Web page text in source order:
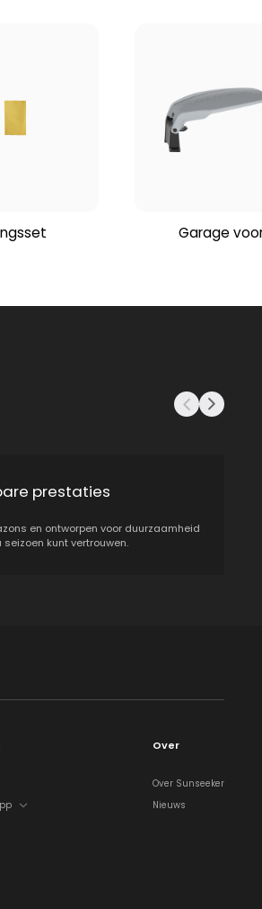
Garage
prestaties
en ontworpen voor duurzaamheid
kunt vertrouwen.
Over
Over Sunseeker
Nieuws